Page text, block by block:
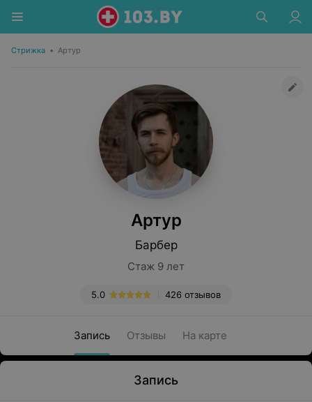
Стрижка • Артур
Артур
Барбер
Стаж 9 лет
426 отзывов
5.0
Запись Отзывы На карте
Запись